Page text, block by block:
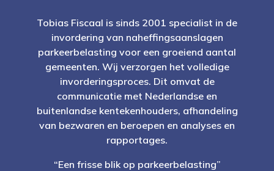
Tobias Fiscaal is sinds 2001 specialist in de
invordering van naheffingsaanslagen
parkeerbelasting voor een groeiend aantal
gemeenten. Wij verzorgen het volledige
invorderingsproces. Dit omvat de
communicatie met Nederlandse en
buitenlandse kentekenhouders, afhandeling
van bezwaren en beroepen en analyses en
rapportages.
“Een frisse blik op parkeerbelasting”